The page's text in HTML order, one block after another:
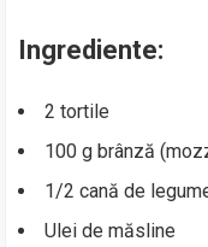
Ingrediente:
2 tortile
100 g brânză
1/2 cană de
Ulei de măsline